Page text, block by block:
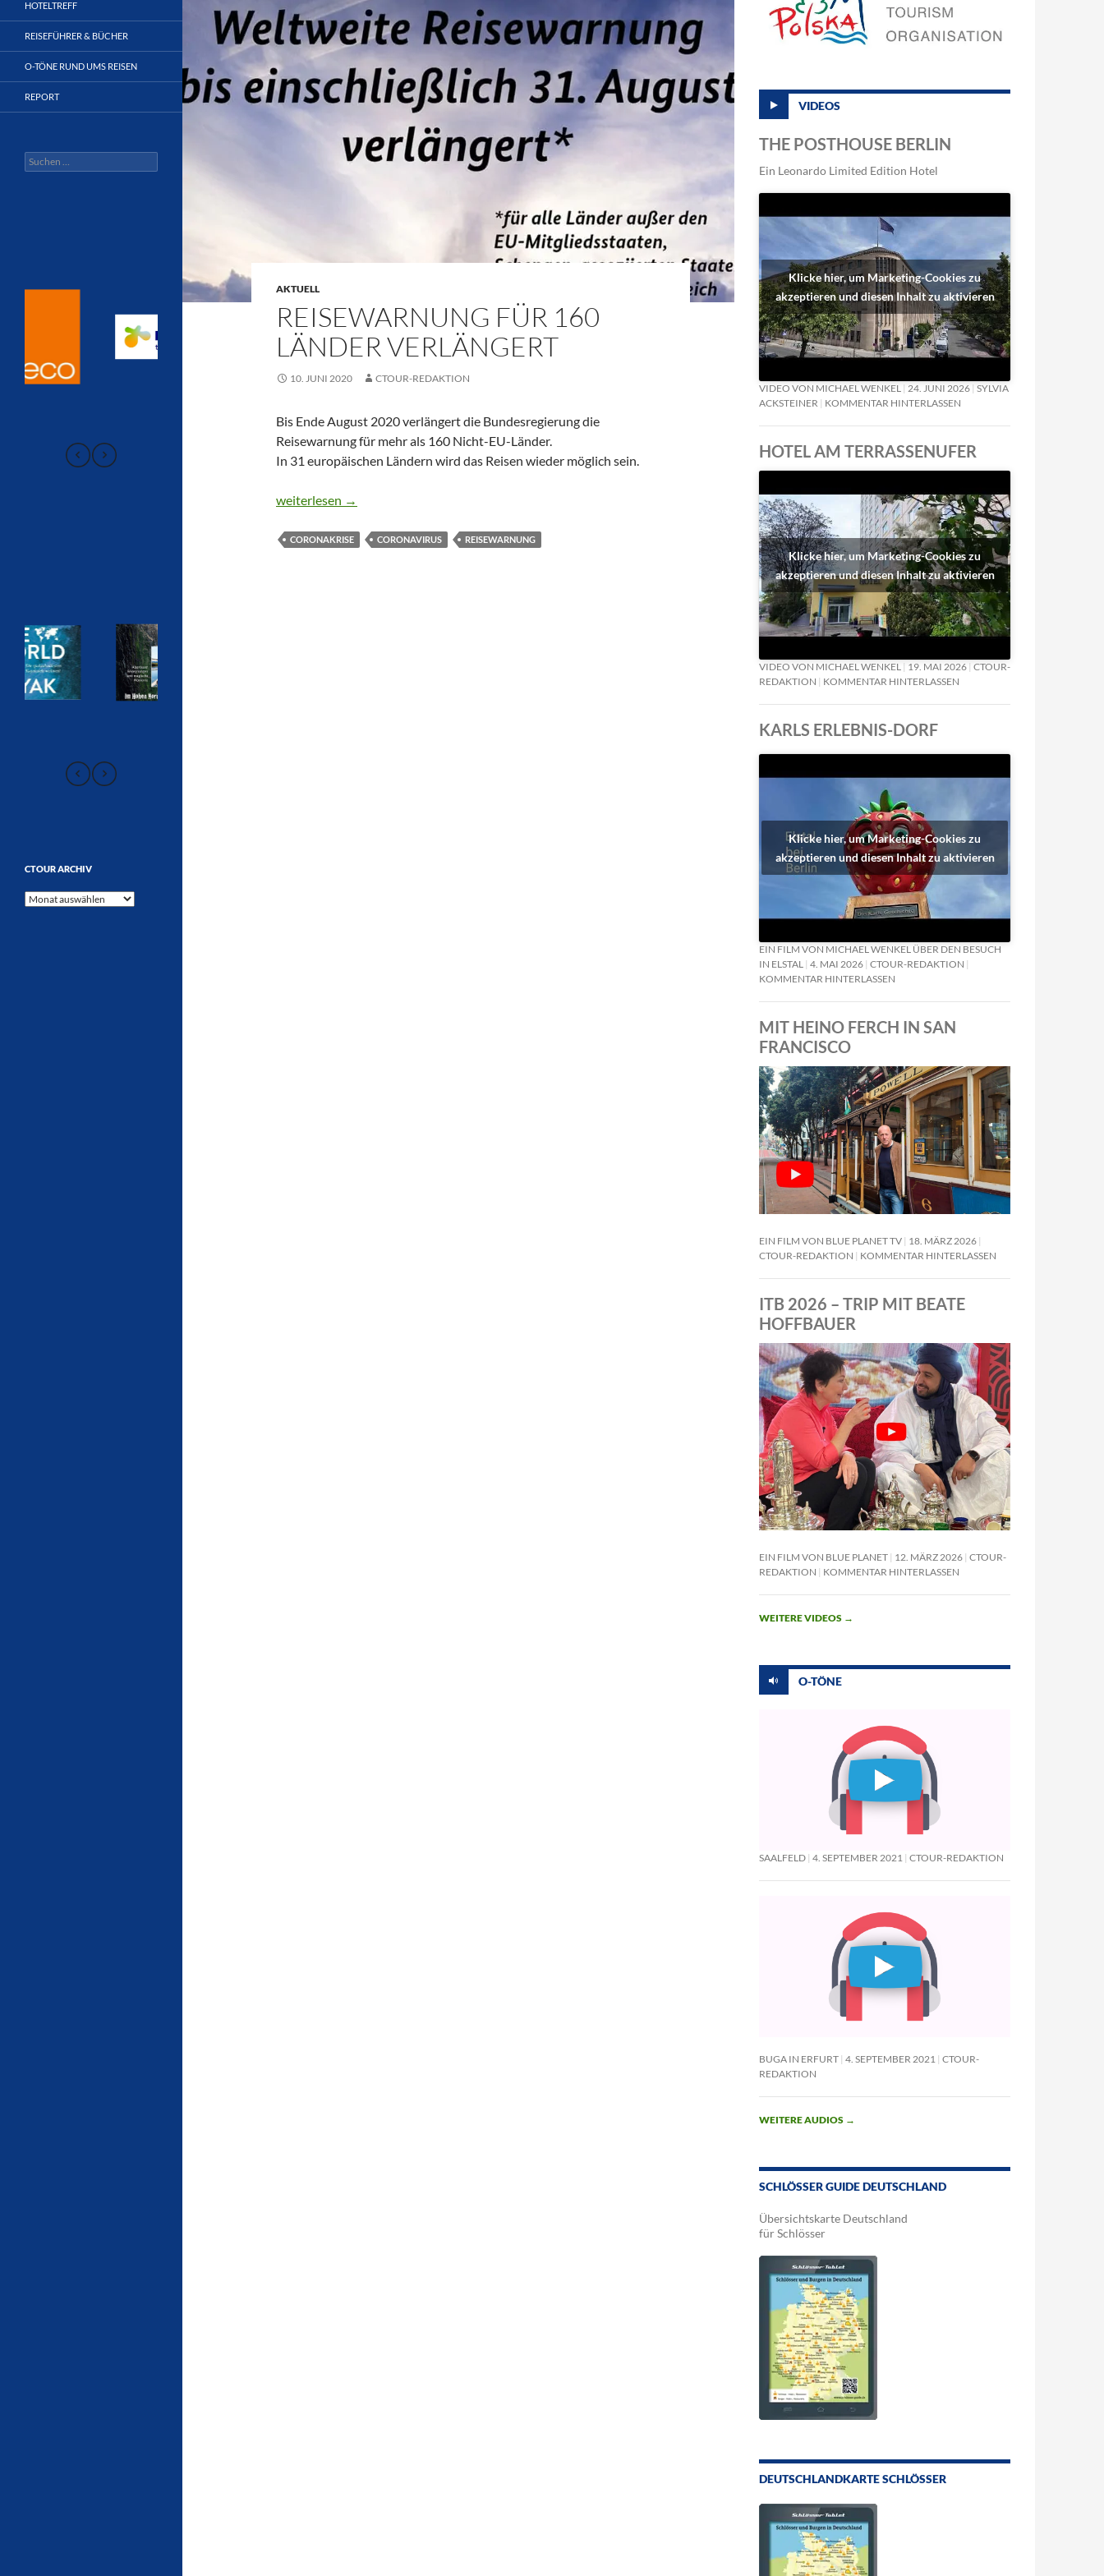
AKTUELL
REISEWARNUNG FÜR 160
LÄNDER VERLÄNGERT
10. JUNI 2020 CTOUR-REDAKTION
Bis Ende August 2020 verlängert die Bundesregierung die
Reisewarnung für mehr als 160 Nicht-EU-Länder.
In 31 europäischen Ländern wird das Reisen wieder möglich sein.
REISEWARNUNG FÜR 160 LÄNDER VERLÄNGERT
weiterlesen →
CORONAKRISE CORONAVIRUS REISEWARNUNG
VIDEOS
THE POSTHOUSE BERLIN
Ein Leonardo Limited Edition Hotel
Klicke hier, um Marketing-Cookies zu
akzeptieren und diesen Inhalt zu aktivieren
VIDEO VON MICHAEL WENKEL 24. JUNI 2026 SYLVIA
ACKSTEINER
KOMMENTAR HINTERLASSEN
HOTEL AM TERRASSENUFER
Klicke hier, um Marketing-Cookies zu
akzeptieren und diesen Inhalt zu aktivieren
VIDEO VON MICHAEL WENKEL 19. MAI 2026 CTOUR-
REDAKTION
KOMMENTAR HINTERLASSEN
KARLS ERLEBNIS-DORF
Klicke hier, um Marketing-Cookies zu
akzeptieren und diesen Inhalt zu aktivieren
EIN FILM VON MICHAEL WENKEL ÜBER DEN BESUCH
IN ELSTAL 4. MAI 2026 CTOUR-REDAKTION
KOMMENTAR HINTERLASSEN
MIT HEINO FERCH IN SAN
FRANCISCO
EIN FILM VON BLUE PLANET TV 18. MÄRZ 2026
CTOUR-REDAKTION
KOMMENTAR HINTERLASSEN
ITB 2026 – TRIP MIT BEATE
HOFFBAUER
EIN FILM VON BLUE PLANET 12. MÄRZ 2026 CTOUR-
REDAKTION
KOMMENTAR HINTERLASSEN
WEITERE VIDEOS →
O-TÖNE
SAALFELD 4. SEPTEMBER 2021 CTOUR-REDAKTION
BUGA IN ERFURT 4. SEPTEMBER 2021
CTOUR-
REDAKTION
WEITERE AUDIOS →
SCHLÖSSER GUIDE DEUTSCHLAND
Übersichtskarte Deutschland
für Schlösser
DEUTSCHLANDKARTE SCHLÖSSER
HOTELTREFF
REISEFÜHRER & BÜCHER
O-TÖNE RUND UMS REISEN
REPORT
Suchen
nach:
CTOUR ARCHIV
CTOUR